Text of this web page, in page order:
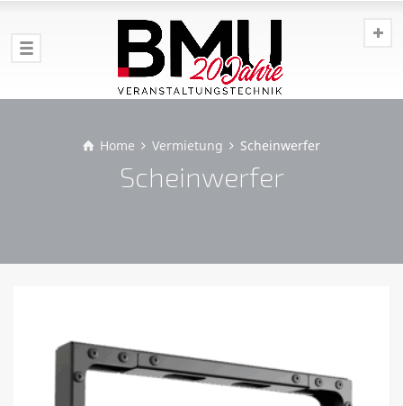
Home Vermietung Scheinwerfer
Scheinwerfer